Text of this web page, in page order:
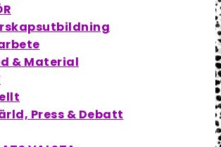
& Material
Press & Debatt